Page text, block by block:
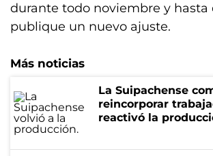
durante todo noviembre y hasta
publique un nuevo ajuste.
Más noticias
La Suipachense
reincorporar
reactivó la